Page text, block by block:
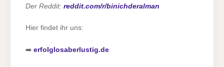
Der Reddit: reddit.com/r/binichderalman
Hier findet ihr uns:
➡️ erfolglosaberlustig.de